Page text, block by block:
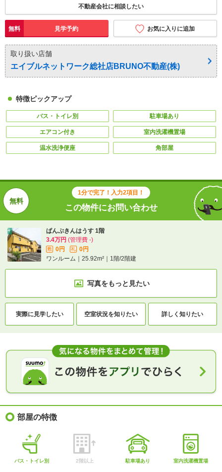
不動産会社に相談したい
無料 見学予約 お気に入りに追加
取り扱い店舗
エイブルネットワーク総社店BRUNO不動産(株)
特徴ピックアップ
バス・トイレ別 駐車場あり
エアコン付き 室内洗濯機置場
温水洗浄便座 角部屋
1分で完了！入力2項目！
この物件にお問い合わせ
ぱんぷきんはうす 1階
3.4万円 (管理費 -)
敷 0円 礼
0円
ワンルーム｜25.92m²｜1階/2階建
写真をもっと見たい
実際に見学したい 空室状況を知りたい 詳しく知りたい
部屋の特徴
バス・トイレ別 2階以上 駐車場あり 室内洗濯機置場